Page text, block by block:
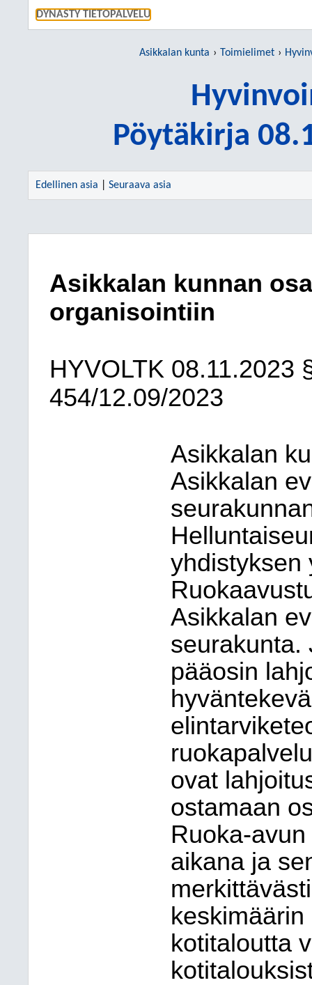
DYNASTY TIETOPALVELU
Asikkalan kunta Toimielimet
Pöytäkirja
Edellinen asia Seuraava asia
Asikkalan kunnan
organisointiin
HYVOLTK 08.11.2023
454/12.09/2023
Asikkalan
Asikkalan
yhdistyksen
Asikkalan
seurakunta.
pääosin
ovat
ostamaan
Ruoka-
aikana ja
kotitaloutta